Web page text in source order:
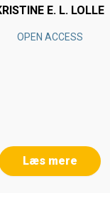
E. L. LOLLE
OPEN ACCESS
Læs mere